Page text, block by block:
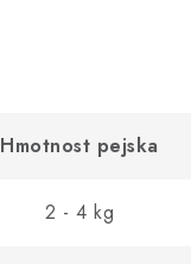
Hmotnost pejska
2 - 4 kg